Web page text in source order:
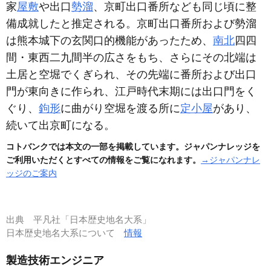
家屋敷や出口勢溜、京町出口番所なども同じ頃に整
備成就したと推定される。京町出口番所および勢溜
は熊本城下の玄関口的機能があったため、 南北四四
間・東西二九間半の広さをもち、さらにその北端は
土居と空堀でくぎられ、その先端に番所および出口
門が東向きに作られ、江戸時代末期には出口門をく
ぐり、 鉤形に曲がり空堀を渡る所に定小屋があり、
続いて出京町になる。
コトバンクでは本文の一部を掲載しています。ジャパンナレッジを
ご利用いただくとすべての情報をご覧になれます。
→ジャパンナレ
ッジのご案内
出典 平凡社「日本歴史地名大系」
日本歴史地名大系について情報
製造技術エンジニア